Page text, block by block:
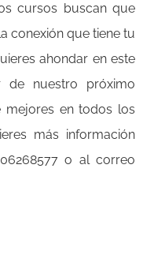
cursos buscan que
conexión que tiene tu
ahondar en este
de nuestro próximo
mejores en todos los
más información
o al correo